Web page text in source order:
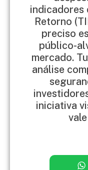
indicadores
Retorno
preciso
público-
mercado.
análise
iniciativa